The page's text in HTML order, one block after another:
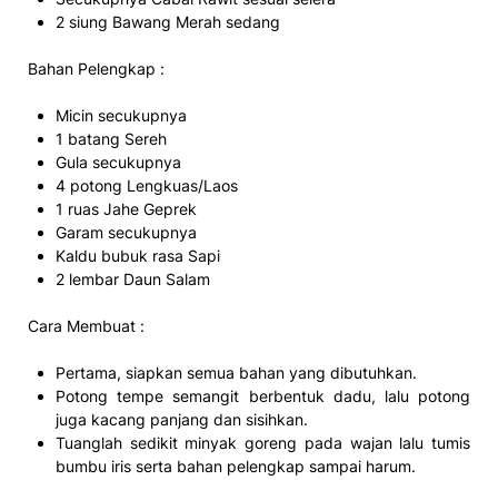
2 siung Bawang Merah sedang
Bahan Pelengkap :
Micin secukupnya
1 batang Sereh
Gula secukupnya
4 potong Lengkuas/Laos
1 ruas Jahe Geprek
Garam secukupnya
Kaldu bubuk rasa Sapi
2 lembar Daun Salam
Cara Membuat :
Pertama, siapkan semua bahan yang dibutuhkan.
Potong tempe semangit berbentuk dadu, lalu potong
juga kacang panjang dan sisihkan.
Tuanglah sedikit minyak goreng pada wajan lalu tumis
bumbu iris serta bahan pelengkap sampai harum.